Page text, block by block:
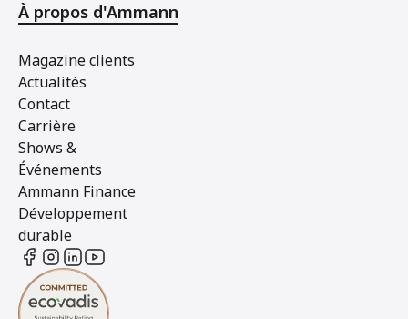
À propos d'Ammann
Magazine clients
Actualités
Contact
Carrière
Shows &
Événements
Ammann Finance
Développement
durable